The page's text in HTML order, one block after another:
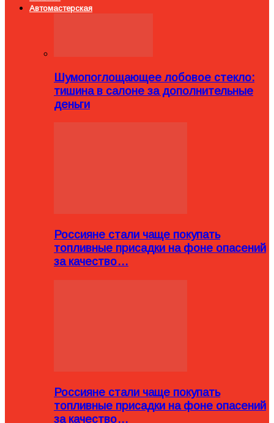
Автомастерская
Шумопоглощающее лобовое стекло:
тишина в салоне за дополнительные
деньги
Россияне стали чаще покупать
топливные присадки на фоне опасений
за качество…
Россияне стали чаще покупать
топливные присадки на фоне опасений
за качество…